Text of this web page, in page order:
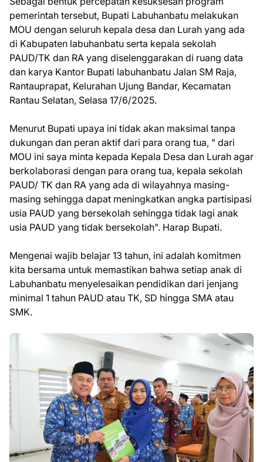
pemerintah tersebut, Bupati Labuhanbatu melakukan
MOU dengan seluruh kepala desa dan Lurah yang ada
di Kabupaten labuhanbatu serta kepala sekolah
PAUD/TK dan RA yang diselenggarakan di ruang data
dan karya Kantor Bupati labuhanbatu Jalan SM Raja,
Rantauprapat, Kelurahan Ujung Bandar, Kecamatan
Rantau Selatan, Selasa 17/6/2025.
Menurut Bupati upaya ini tidak akan maksimal tanpa
dukungan dan peran aktif dari para orang tua, " dari
MOU ini saya minta kepada Kepala Desa dan Lurah agar
berkolaborasi dengan para orang tua, kepala sekolah
PAUD/ TK dan RA yang ada di wilayahnya masing-
masing sehingga dapat meningkatkan angka partisipasi
usia PAUD yang bersekolah sehingga tidak lagi anak
usia PAUD yang tidak bersekolah". Harap Bupati.
Mengenai wajib belajar 13 tahun, ini adalah komitmen
kita bersama untuk memastikan bahwa setiap anak di
Labuhanbatu menyelesaikan pendidikan dari jenjang
minimal 1 tahun PAUD atau TK, SD hingga SMA atau
SMK.